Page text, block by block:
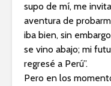
supo de mí, me
aventura de
iba bien, sin
se vino abajo; mi
regresé a Perú”.
Pero en los